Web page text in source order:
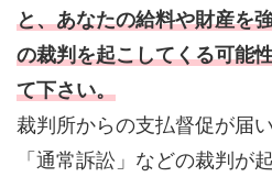
と、あなたの給料や財産を
の裁判を起こしてくる可能
て下さい。
裁判所からの支払督促が届
「通常訴訟」などの裁判が